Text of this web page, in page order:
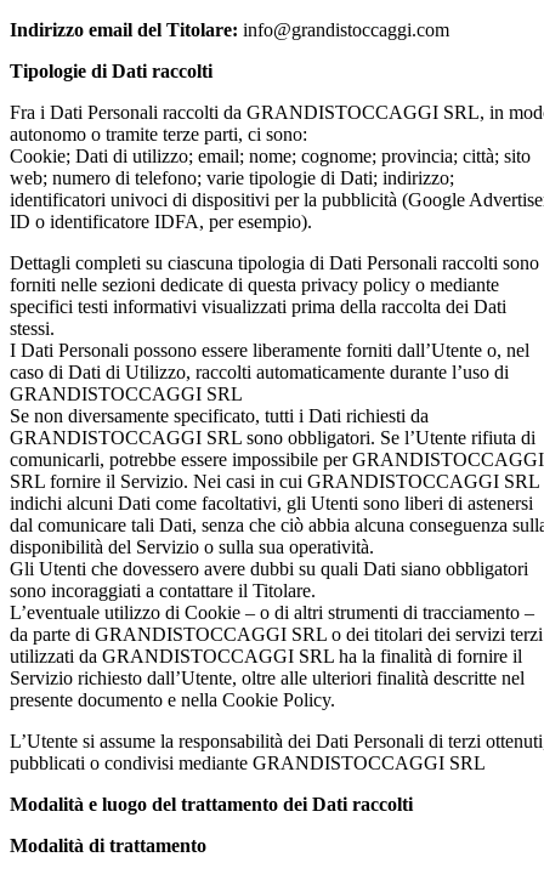
Indirizzo email del Titolare: info@grandistoccaggi.com
Tipologie di Dati raccolti
Fra i Dati Personali raccolti da GRANDISTOCCAGGI SRL, in
autonomo o tramite terze parti, ci sono:
Cookie; Dati di utilizzo; email; nome; cognome; provincia; città; sito
web; numero di telefono; varie tipologie di Dati; indirizzo;
identificatori univoci di dispositivi per la pubblicità (Google
ID o identificatore IDFA, per esempio).
Dettagli completi su ciascuna tipologia di Dati Personali raccolti sono
forniti nelle sezioni dedicate di questa privacy policy o mediante
specifici testi informativi visualizzati prima della raccolta dei Dati
stessi.
I Dati Personali possono essere liberamente forniti dall’Utente o, nel
caso di Dati di Utilizzo, raccolti automaticamente durante l’uso di
GRANDISTOCCAGGI SRL
Se non diversamente specificato, tutti i Dati richiesti da
GRANDISTOCCAGGI SRL sono obbligatori. Se l’Utente rifiuta di
comunicarli, potrebbe essere impossibile per GRANDISTOCCAGGI
SRL fornire il Servizio. Nei casi in cui GRANDISTOCCAGGI SRL
indichi alcuni Dati come facoltativi, gli Utenti sono liberi di astenersi
dal comunicare tali Dati, senza che ciò abbia alcuna conseguenza
disponibilità del Servizio o sulla sua operatività.
Gli Utenti che dovessero avere dubbi su quali Dati siano obbligatori
sono incoraggiati a contattare il Titolare.
L’eventuale utilizzo di Cookie – o di altri strumenti di tracciamento –
da parte di GRANDISTOCCAGGI SRL o dei titolari dei servizi terzi
utilizzati da GRANDISTOCCAGGI SRL ha la finalità di fornire il
Servizio richiesto dall’Utente, oltre alle ulteriori finalità descritte nel
presente documento e nella Cookie Policy.
L’Utente si assume la responsabilità dei Dati Personali di terzi
pubblicati o condivisi mediante GRANDISTOCCAGGI SRL
Modalità e luogo del trattamento dei Dati raccolti
Modalità di trattamento